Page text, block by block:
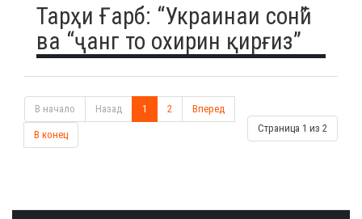
Тарҳи Ғарб: “Украинаи сонӣ”
ва “ҷанг то охирин қирғиз”
Страница 1 из 2
В начало Назад 1 2 Вперед
В конец